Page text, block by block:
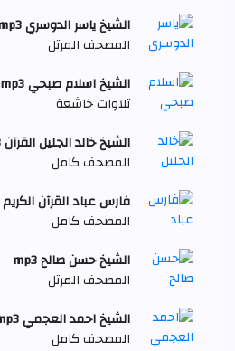
الشيخ ياسر الدوسري mp3
المصحف المرتل
الشيخ اسلام صبحي mp3
تلاوات خاشعة
الشيخ خالد الجليل القرآن mp3
المصحف كامل
فارس عباد القرآن الكريم mp3
المصحف كامل
الشيخ حسن صالح mp3
المصحف المرتل
الشيخ احمد العجمي mp3
المصحف كامل